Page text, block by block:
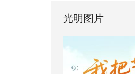
光明图片